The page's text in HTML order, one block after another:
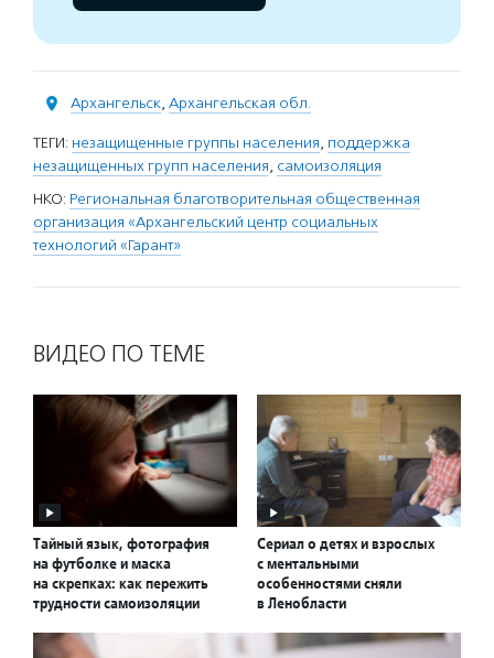
Архангельск, Архангельская обл.
ТЕГИ: незащищенные группы населения, поддержка
незащищенных групп населения, самоизоляция
НКО: Региональная благотворительная общественная
организация «Архангельский центр социальных
технологий «Гарант»
ВИДЕО ПО ТЕМЕ
Тайный язык, фотография
на футболке и маска
на скрепках: как пережить
трудности самоизоляции
Сериал о детях и взрослых
с ментальными
особенностями сняли
в Ленобласти